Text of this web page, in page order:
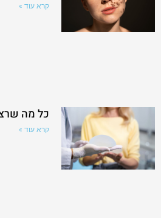
קרא עוד »
כל מה
קרא עוד »